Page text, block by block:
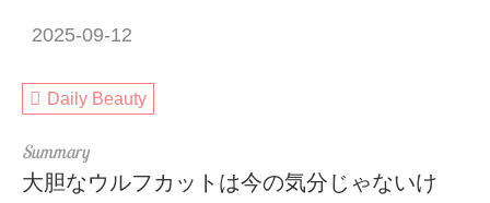
2025-09-12
Daily Beauty
大胆なウルフカットは今の気分じゃないけ